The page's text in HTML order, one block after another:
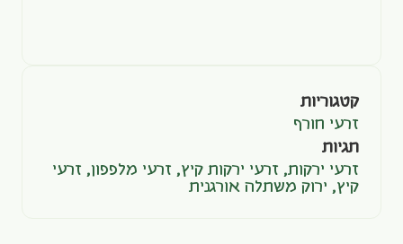
קטגוריות
זרעי חורף
תגיות
זרעי ירקות, זרעי ירקות קיץ, זרעי מלפפון, זרעי
קיץ, ירוק משתלה אורגנית